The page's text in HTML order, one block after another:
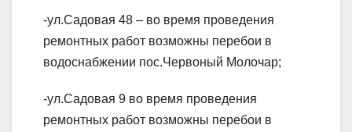
-ул.Садовая 48 – во время проведения
ремонтных работ возможны перебои в
водоснабжении пос.Червоный Молочар;
-ул.Садовая 9 во время проведения
ремонтных работ возможны перебои в